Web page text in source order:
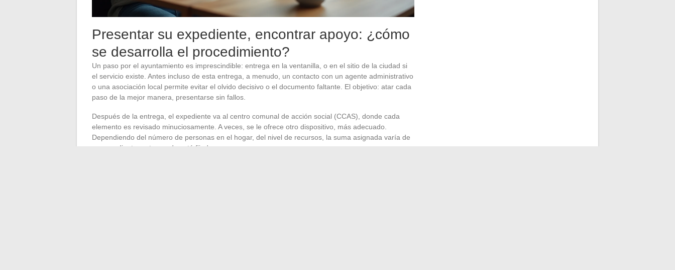
Presentar su expediente, encontrar apoyo: ¿cómo
se desarrolla el procedimiento?
Un paso por el ayuntamiento es imprescindible: entrega en la ventanilla, o en el sitio de la ciudad si
el servicio existe. Antes incluso de esta entrega, a menudo, un contacto con un agente administrativo
o una asociación local permite evitar el olvido decisivo o el documento faltante. El objetivo: atar cada
paso de la mejor manera, presentarse sin fallos.
Después de la entrega, el expediente va al centro comunal de acción social (CCAS), donde cada
elemento es revisado minuciosamente. A veces, se le ofrece otro dispositivo, más adecuado.
Dependiendo del número de personas en el hogar, del nivel de recursos, la suma asignada varía de
un expediente a otro; nada está fijado.